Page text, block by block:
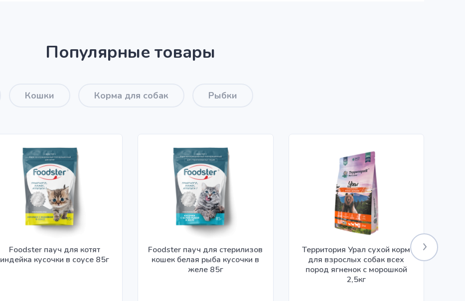
Популярные товары
Кошки Корма для собак Рыбки
Foodster пауч для котят
индейка кусочки в соусе 85г
Foodster пауч для стерилизов
кошек белая рыба кусочки в
желе 85г
Территория Урал сухой корм
для взрослых собак всех
пород ягненок с морошкой
2,5кг